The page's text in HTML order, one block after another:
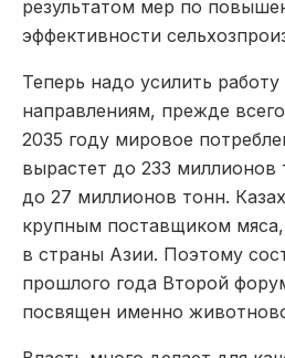
результатом мер по
эффективности
Теперь надо усилить
направлениям, прежде
2035 году мировое
вырастет до 233 миллионов
до 27 миллионов тонн.
крупным поставщиком
в страны Азии. Поэтому
прошлого года Второй
посвящен именно